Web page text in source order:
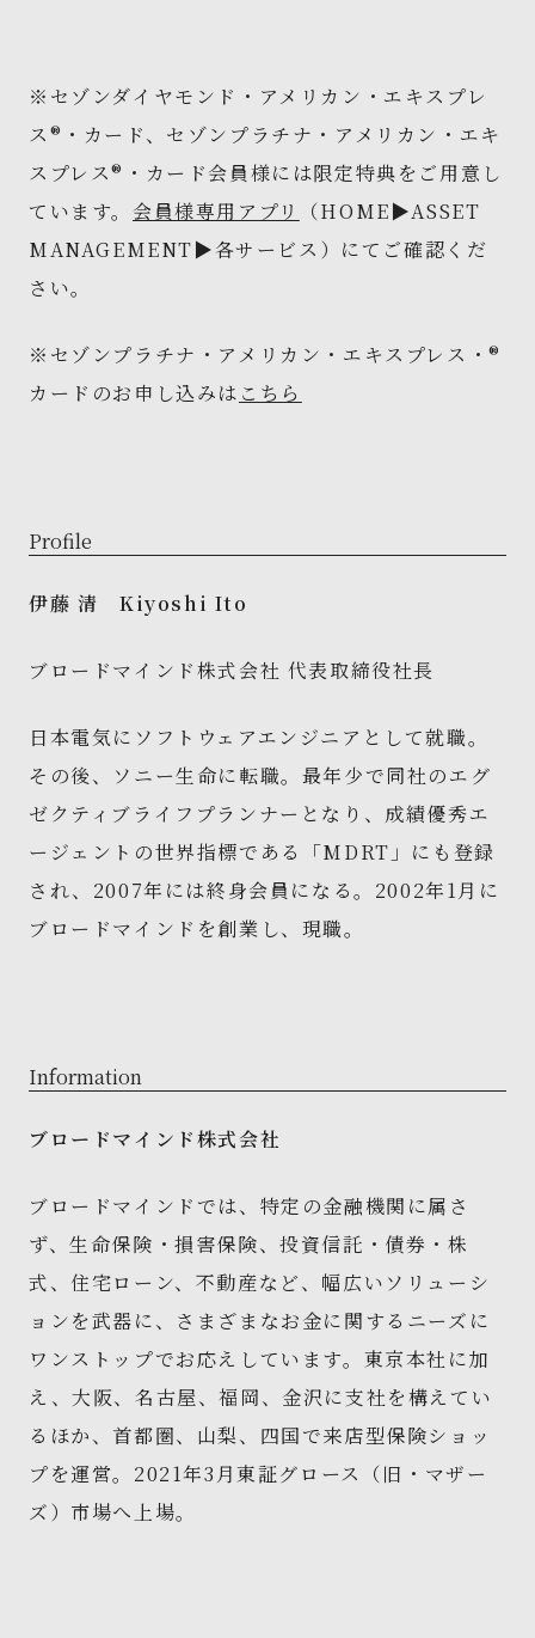
※セゾンダイヤモンド・アメリカン・エキスプレ
ス®・カード、セゾンプラチナ・アメリカン・エキ
スプレス®・カード会員様には限定特典をご用意し
ています。 会員様専用アプリ
（HOME▶ASSET
MANAGEMENT▶各サービス）にてご確認くだ
さい。
※セゾンプラチナ・アメリカン・エキスプレス・®
カードのお申し込みは こちら
Profile
伊藤 清 Kiyoshi Ito
ブロードマインド株式会社 代表取締役社長
日本電気にソフトウェアエンジニアとして就職。
その後、ソニー生命に転職。最年少で同社のエグ
ゼクティブライフプランナーとなり、成績優秀エ
ージェントの世界指標である「MDRT」にも登録
され、2007年には終身会員になる。2002年1月に
ブロードマインドを創業し、現職。
Information
ブロードマインド株式会社
ブロードマインドでは、特定の金融機関に属さ
ず、生命保険・損害保険、投資信託・債券・株
式、住宅ローン、不動産など、幅広いソリューシ
ョンを武器に、さまざまなお金に関するニーズに
ワンストップでお応えしています。東京本社に加
え、大阪、名古屋、福岡、金沢に支社を構えてい
るほか、首都圏、山梨、四国で来店型保険ショッ
プを運営。2021年3月東証グロース（旧・マザー
ズ）市場へ上場。